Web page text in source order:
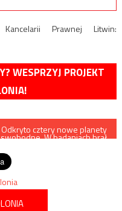
Prawnej Litwin:
WESPRZYJ PROJEKT
Odkryto cztery nowe planety
swobodne. W badaniach brał